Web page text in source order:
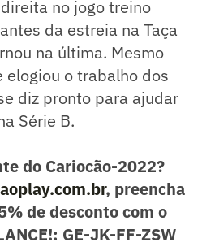
no jogo treino
da estreia na Taça
na última. Mesmo
elogiou o trabalho dos
diz pronto para ajudar
Série B.
do Cariocão-2022?
, preencha
de desconto com o
GE-JK-FF-ZSW